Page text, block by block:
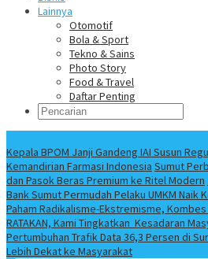
Lainnya
Otomotif
Bola & Sport
Tekno & Sains
Photo Story
Food & Travel
Daftar Penting
Kepala BPOM Janji Gandeng IAI Susun
Kemandirian Farmasi Indonesia Sumut
dan Pasok Beras Premium ke Ritel Modern
Bank Sumut Permudah Pelaku UMKM Naik
Paham Radikalisme-Ekstremisme,
RATAKAN, Kami Tingkatkan Kesadaran
Pertumbuhan Trafik Data 36,3 Persen di
Lebih Dekat ke Masyarakat